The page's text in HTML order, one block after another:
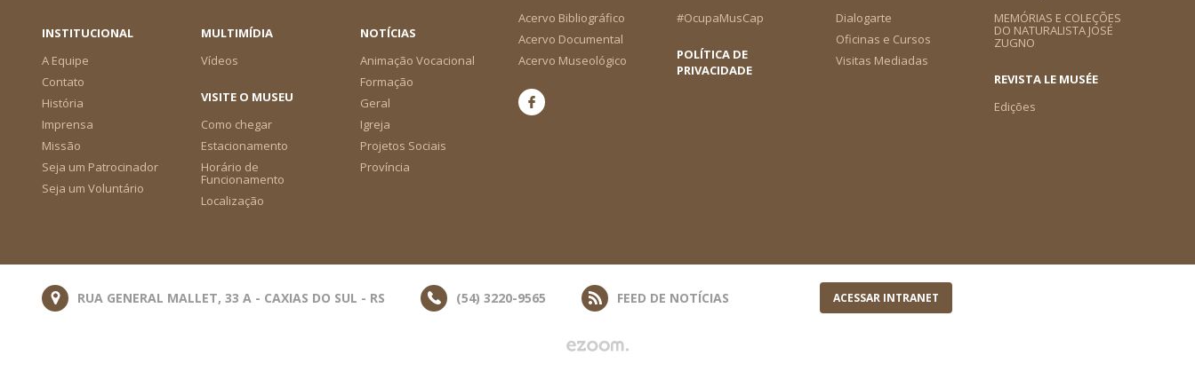
Acervo Bibliográfico
Acervo Documental
Acervo Museológico
#OcupaMusCap
Dialogarte
Oficinas e Cursos
Visitas Mediadas
MEMÓRIAS E COLEÇÕES
DO NATURALISTA JOSÉ
ZUGNO
INSTITUCIONAL
A Equipe
Contato
História
Imprensa
Missão
Seja um Patrocinador
Seja um Voluntário
MULTIMÍDIA
Vídeos
NOTÍCIAS
Animação Vocacional
Formação
Geral
Igreja
Projetos Sociais
Província
POLÍTICA DE
PRIVACIDADE
REVISTA LE MUSÉE
Edições
VISITE O MUSEU
Como chegar
Estacionamento
Horário de
Funcionamento
Localização
RUA GENERAL MALLET, 33 A - CAXIAS DO SUL - RS (54) 3220-9565 FEED DE NOTÍCIAS ACESSAR INTRANET